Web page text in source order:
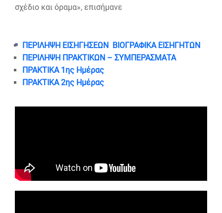
σχέδιο και όραμα», επισήμανε
ΠΕΡΙΛΗΨΗ ΕΙΣΗΓΗΣΕΩΝ ΒΙΟΓΡΑΦΙΚΑ ΕΙΣΗΓΗΤΩΝ
ΠΕΡΙΛΗΨΗ ΠΡΑΚΤΙΚΩΝ – ΣΥΜΠΕΡΑΣΜΑΤΑ
ΠΡΑΚΤΙΚΑ 1ης Ημέρας
ΠΡΑΚΤΙΚΑ 2ης Ημέρας